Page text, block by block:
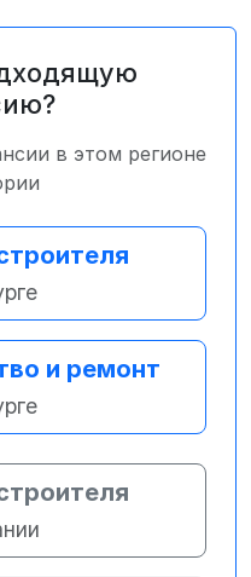
в этом регионе
и ремонт